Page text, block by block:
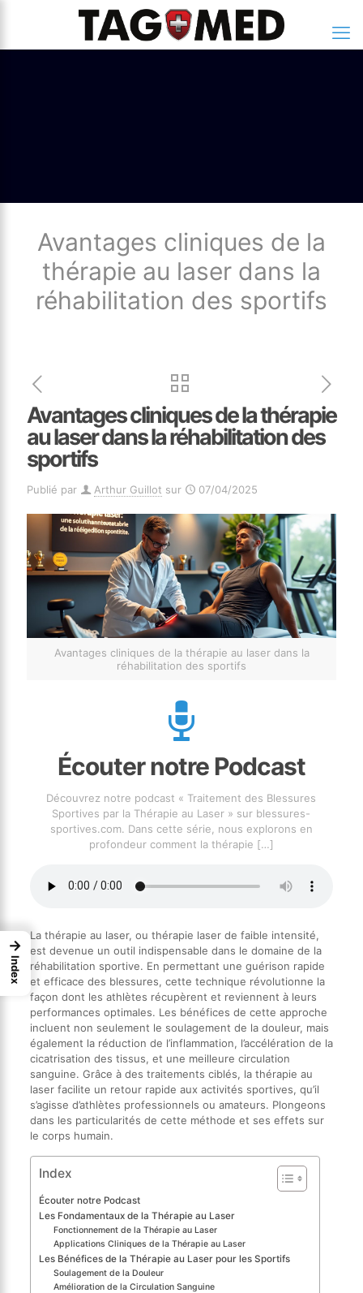
Avantages cliniques de la
thérapie au laser dans la
réhabilitation des sportifs
Avantages cliniques de la thérapie
au laser dans la réhabilitation des
sportifs
Publié par Arthur Guillot sur 07/04/2025
Avantages cliniques de la thérapie au laser dans la
réhabilitation des sportifs
Écouter notre Podcast
Découvrez notre podcast « Traitement des Blessures
Sportives par la Thérapie au Laser » sur blessures-
sportives.com. Dans cette série, nous explorons en
profondeur comment la thérapie […]
La thérapie au laser, ou thérapie laser de faible intensité,
est devenue un outil indispensable dans le domaine de la
réhabilitation sportive. En permettant une guérison rapide
et efficace des blessures, cette technique révolutionne la
façon dont les athlètes récupèrent et reviennent à leurs
performances optimales. Les bénéfices de cette approche
incluent non seulement le soulagement de la douleur, mais
également la réduction de l’inflammation, l’accélération de la
cicatrisation des tissus, et une meilleure circulation
sanguine. Grâce à des traitements ciblés, la thérapie au
laser facilite un retour rapide aux activités sportives, qu’il
s’agisse d’athlètes professionnels ou amateurs. Plongeons
dans les particularités de cette méthode et ses effets sur
le corps humain.
Index
Écouter notre Podcast
Les Fondamentaux de la Thérapie au Laser
Fonctionnement de la Thérapie au Laser
Applications Cliniques de la Thérapie au Laser
Les Bénéfices de la Thérapie au Laser pour les Sportifs
Soulagement de la Douleur
Amélioration de la Circulation Sanguine
→
Index